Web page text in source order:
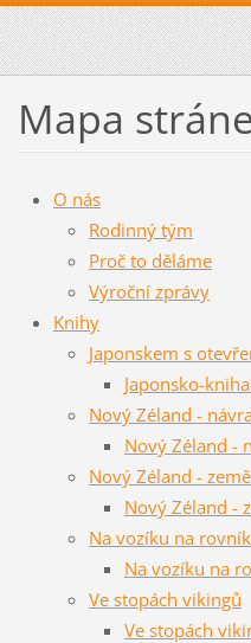
Mapa
O nás
Rodinný tým
Proč to děláme
Výroční zprávy
Knihy
Japonskem s
Japonsko-
Nový Zéland -
Nový Zéland -
Nový Zéland -
Nový Zéland -
Na vozíku na
Na vozíku na
Ve stopách vikingů
Ve stopách